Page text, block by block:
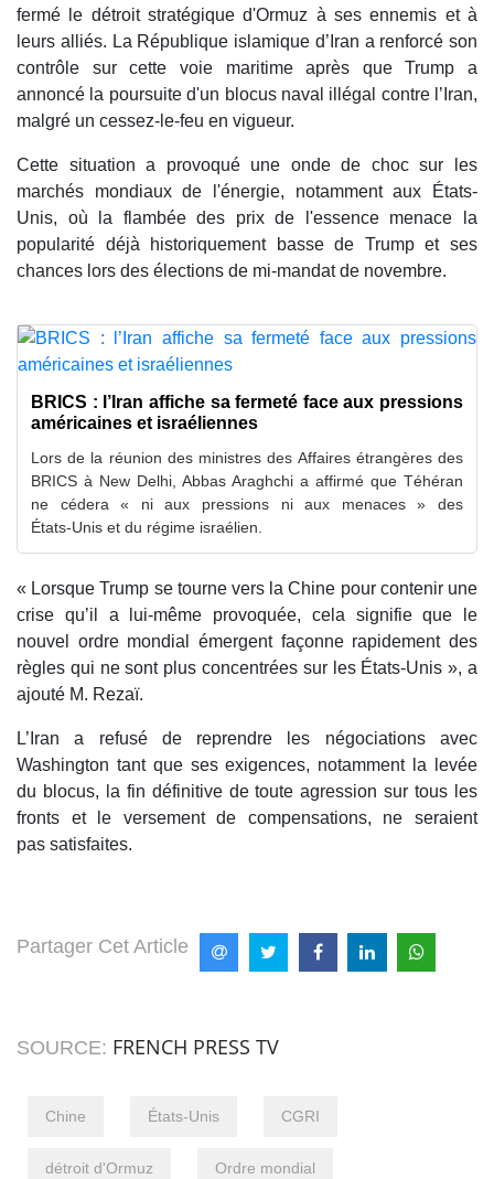
fermé le détroit stratégique d'Ormuz à ses ennemis et à
leurs alliés. La République islamique d’Iran a renforcé son
contrôle sur cette voie maritime après que Trump a
annoncé la poursuite d'un blocus naval illégal contre l’Iran,
malgré un cessez-le-feu en vigueur.
Cette situation a provoqué une onde de choc sur les
marchés mondiaux de l'énergie, notamment aux États-
Unis, où la flambée des prix de l'essence menace la
popularité déjà historiquement basse de Trump et ses
chances lors des élections de mi-mandat de novembre.
BRICS : l’Iran affiche sa fermeté face aux pressions
américaines et israéliennes
Lors de la réunion des ministres des Affaires étrangères des
BRICS à New Delhi, Abbas Araghchi a affirmé que Téhéran
ne cédera « ni aux pressions ni aux menaces » des
États‑Unis et du régime israélien.
« Lorsque Trump se tourne vers la Chine pour contenir une
crise qu’il a lui-même provoquée, cela signifie que le
nouvel ordre mondial émergent façonne rapidement des
règles qui ne sont plus concentrées sur les États-Unis », a
ajouté M. Rezaï.
L’Iran a refusé de reprendre les négociations avec
Washington tant que ses exigences, notamment la levée
du blocus, la fin définitive de toute agression sur tous les
fronts et le versement de compensations, ne seraient
pas satisfaites.
Partager Cet Article
SOURCE: FRENCH PRESS TV
Chine États-Unis CGRI
détroit d'Ormuz Ordre mondial